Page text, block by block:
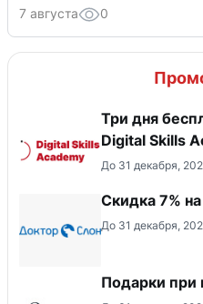
7 августа 0
Три дня
Digital Skills
До 31 декабря,
​Скидка 7%
До 31 декабря,
Подарки при